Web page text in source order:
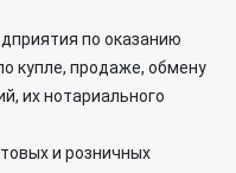
по оказанию
купле, продаже, обмену
их нотариального
и розничных